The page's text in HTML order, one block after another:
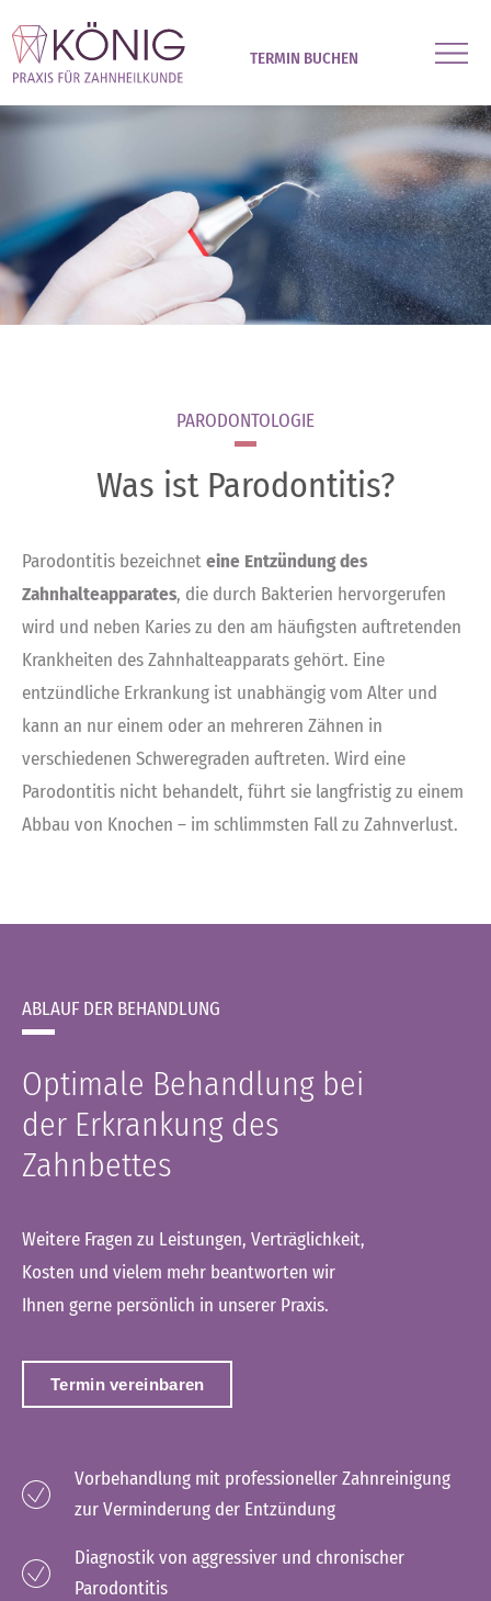
TERMIN BUCHEN
PARODONTOLOGIE
Was ist Parodontitis?
Parodontitis bezeichneteine Entzündung des
Zahnhalteapparates, die durch Bakterien hervorgerufen
wird und neben Karies zu den am häufigsten auftretenden
Krankheiten des Zahnhalteapparats gehört. Eine
entzündliche Erkrankung ist unabhängig vom Alter und
kann an nur einem oder an mehreren Zähnen in
verschiedenen Schweregraden auftreten. Wird eine
Parodontitis nicht behandelt, führt sie langfristig zu einem
Abbau von Knochen – im schlimmsten Fall zu Zahnverlust.
ABLAUF DER BEHANDLUNG
Optimale Behandlung bei
der Erkrankung des
Zahnbettes
Weitere Fragen zu Leistungen, Verträglichkeit,
Kosten und vielem mehr beantworten wir
Ihnen gerne persönlich in unserer Praxis.
Termin vereinbaren
Vorbehandlung mit professioneller Zahnreinigung
zur Verminderung der Entzündung
Diagnostik von aggressiver und chronischer
Parodontitis